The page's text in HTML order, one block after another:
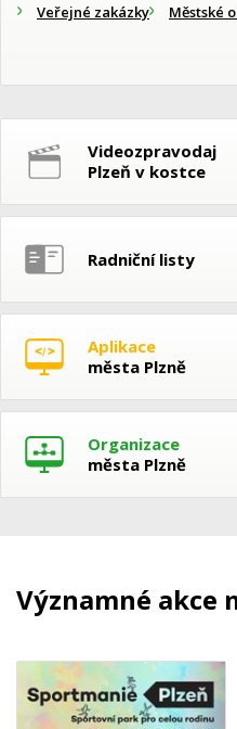
Veřejné zakázky
Městské
Videozpravodaj
Plzeň v kostce
Radniční listy
Aplikace
města Plzně
Organizace
města Plzně
Významné akce